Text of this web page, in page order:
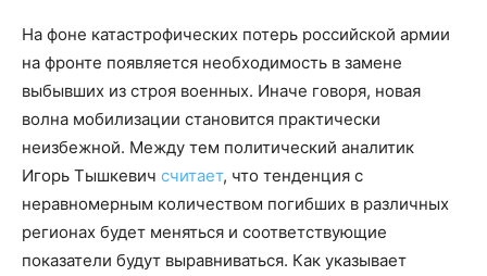
На фоне катастрофических потерь российской армии
на фронте появляется необходимость в замене
выбывших из строя военных. Иначе говоря, новая
волна мобилизации становится практически
неизбежной. Между тем политический аналитик
Игорь Тышкевич считает, что тенденция с
неравномерным количеством погибших в различных
регионах будет меняться и соответствующие
показатели будут выравниваться. Как указывает